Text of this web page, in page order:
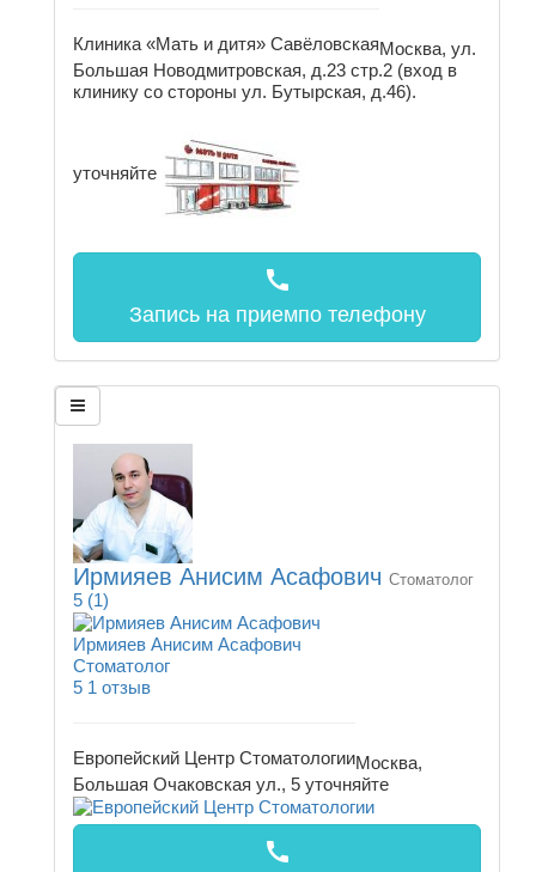
Клиника «Мать и дитя» СавёловскаяМосква, ул.
Большая Новодмитровская, д.23 стр.2 (вход в
клинику со стороны ул. Бутырская, д.46).
уточняйте
call
Запись на приемпо телефону
Ирмияев Анисим Асафович Стоматолог
5 (1)
Ирмияев Анисим Асафович
Стоматолог
5 1 отзыв
Европейский Центр СтоматологииМосква,
Большая Очаковская ул., 5 уточняйте
call